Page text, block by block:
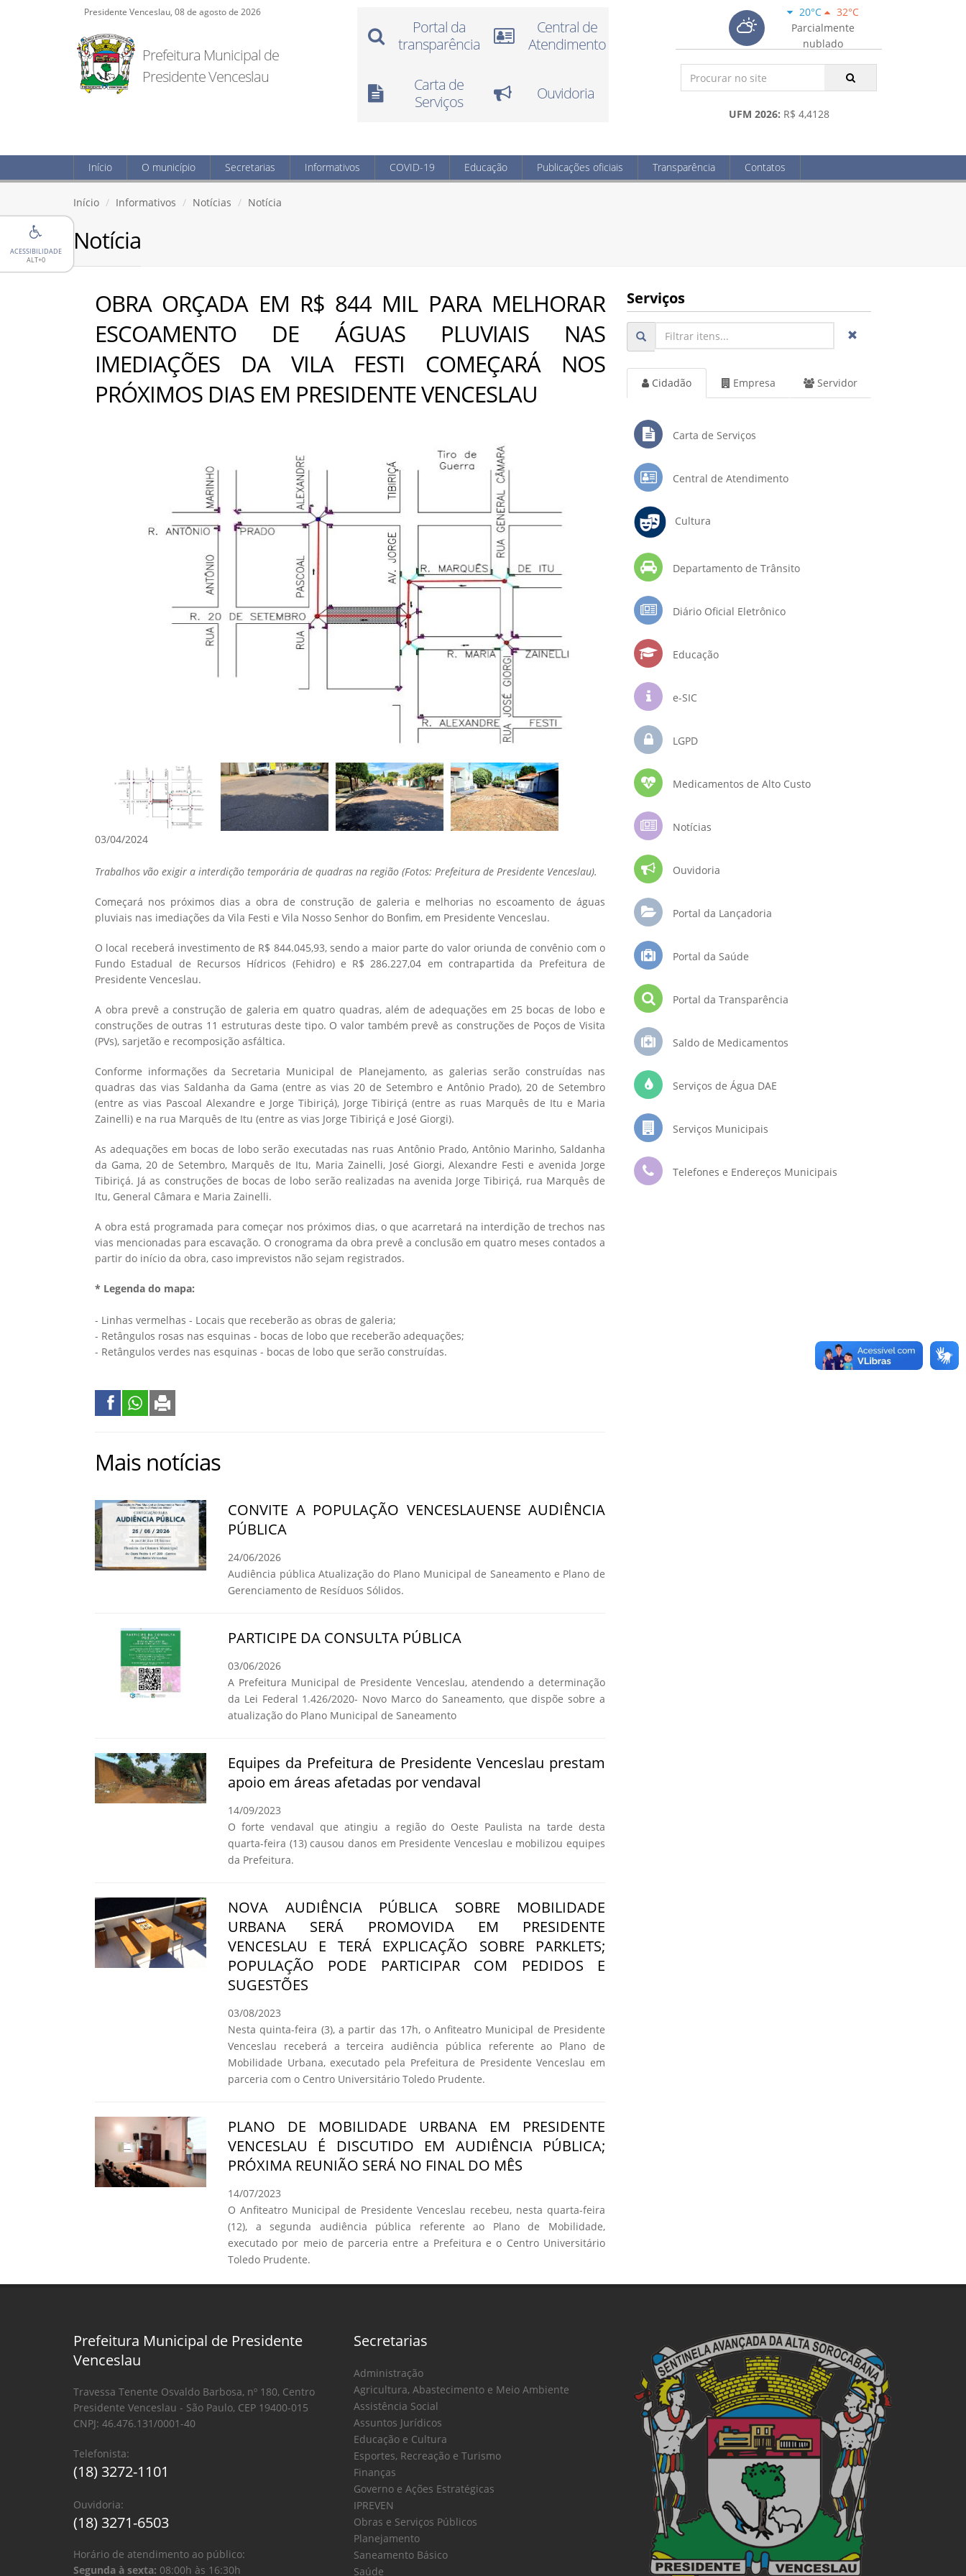
ACESSIBILIDADE
ALT+0
Presidente Venceslau, 08 de agosto de 2026
Prefeitura Municipal de
Presidente Venceslau
Portal da
transparência
Central de
Atendimento
Carta de
Serviços
Ouvidoria
20°C
32°C
Parcialmente
nublado
UFM 2026: R$ 4,4128
Início O município Secretarias Informativos COVID-19 Educação Publicações oficiais Transparência Contatos
Início Informativos Notícias Notícia
Notícia
OBRA ORÇADA EM R$ 844 MIL PARA MELHORAR
ESCOAMENTO DE ÁGUAS PLUVIAIS NAS
IMEDIAÇÕES DA VILA FESTI COMEÇARÁ NOS
PRÓXIMOS DIAS EM PRESIDENTE VENCESLAU
03/04/2024
Trabalhos vão exigir a interdição temporária de quadras na região (Fotos: Prefeitura de Presidente Venceslau).
Começará nos próximos dias a obra de construção de galeria e melhorias no escoamento de águas
pluviais nas imediações da Vila Festi e Vila Nosso Senhor do Bonfim, em Presidente Venceslau.
O local receberá investimento de R$ 844.045,93, sendo a maior parte do valor oriunda de convênio com o
Fundo Estadual de Recursos Hídricos (Fehidro) e R$ 286.227,04 em contrapartida da Prefeitura de
Presidente Venceslau.
A obra prevê a construção de galeria em quatro quadras, além de adequações em 25 bocas de lobo e
construções de outras 11 estruturas deste tipo. O valor também prevê as construções de Poços de Visita
(PVs), sarjetão e recomposição asfáltica.
Conforme informações da Secretaria Municipal de Planejamento, as galerias serão construídas nas
quadras das vias Saldanha da Gama (entre as vias 20 de Setembro e Antônio Prado), 20 de Setembro
(entre as vias Pascoal Alexandre e Jorge Tibiriçá), Jorge Tibiriçá (entre as ruas Marquês de Itu e Maria
Zainelli) e na rua Marquês de Itu (entre as vias Jorge Tibiriçá e José Giorgi).
As adequações em bocas de lobo serão executadas nas ruas Antônio Prado, Antônio Marinho, Saldanha
da Gama, 20 de Setembro, Marquês de Itu, Maria Zainelli, José Giorgi, Alexandre Festi e avenida Jorge
Tibiriçá. Já as construções de bocas de lobo serão realizadas na avenida Jorge Tibiriçá, rua Marquês de
Itu, General Câmara e Maria Zainelli.
A obra está programada para começar nos próximos dias, o que acarretará na interdição de trechos nas
vias mencionadas para escavação. O cronograma da obra prevê a conclusão em quatro meses contados a
partir do início da obra, caso imprevistos não sejam registrados.
* Legenda do mapa:
- Linhas vermelhas - Locais que receberão as obras de galeria;
- Retângulos rosas nas esquinas - bocas de lobo que receberão adequações;
- Retângulos verdes nas esquinas - bocas de lobo que serão construídas.
Mais notícias
CONVITE A POPULAÇÃO VENCESLAUENSE AUDIÊNCIA
PÚBLICA
24/06/2026
Audiência pública Atualização do Plano Municipal de Saneamento e Plano de
Gerenciamento de Resíduos Sólidos.
PARTICIPE DA CONSULTA PÚBLICA
03/06/2026
A Prefeitura Municipal de Presidente Venceslau, atendendo a determinação
da Lei Federal 1.426/2020- Novo Marco do Saneamento, que dispõe sobre a
atualização do Plano Municipal de Saneamento
Equipes da Prefeitura de Presidente Venceslau prestam
apoio em áreas afetadas por vendaval
14/09/2023
O forte vendaval que atingiu a região do Oeste Paulista na tarde desta
quarta-feira (13) causou danos em Presidente Venceslau e mobilizou equipes
da Prefeitura.
NOVA AUDIÊNCIA PÚBLICA SOBRE MOBILIDADE
URBANA SERÁ PROMOVIDA EM PRESIDENTE
VENCESLAU E TERÁ EXPLICAÇÃO SOBRE PARKLETS;
POPULAÇÃO PODE PARTICIPAR COM PEDIDOS E
SUGESTÕES
03/08/2023
Nesta quinta-feira (3), a partir das 17h, o Anfiteatro Municipal de Presidente
Venceslau receberá a terceira audiência pública referente ao Plano de
Mobilidade Urbana, executado pela Prefeitura de Presidente Venceslau em
parceria com o Centro Universitário Toledo Prudente.
PLANO DE MOBILIDADE URBANA EM PRESIDENTE
VENCESLAU É DISCUTIDO EM AUDIÊNCIA PÚBLICA;
PRÓXIMA REUNIÃO SERÁ NO FINAL DO MÊS
14/07/2023
O Anfiteatro Municipal de Presidente Venceslau recebeu, nesta quarta-feira
(12), a segunda audiência pública referente ao Plano de Mobilidade,
executado por meio de parceria entre a Prefeitura e o Centro Universitário
Toledo Prudente.
Serviços
Cidadão Empresa Servidor
Carta de Serviços
Central de Atendimento
Cultura
Departamento de Trânsito
Diário Oficial Eletrônico
Educação
e-SIC
LGPD
Medicamentos de Alto Custo
Notícias
Ouvidoria
Portal da Lançadoria
Portal da Saúde
Portal da Transparência
Saldo de Medicamentos
Serviços de Água DAE
Serviços Municipais
Telefones e Endereços Municipais
Prefeitura Municipal de Presidente
Venceslau
Travessa Tenente Osvaldo Barbosa, nº 180, Centro
Presidente Venceslau - São Paulo, CEP 19400-015
CNPJ: 46.476.131/0001-40
Telefonista:
(18) 3272-1101
Ouvidoria:
(18) 3271-6503
Horário de atendimento ao público:
Segunda à sexta: 08:00h às 16:30h
Secretarias
Administração
Agricultura, Abastecimento e Meio Ambiente
Assistência Social
Assuntos Jurídicos
Educação e Cultura
Esportes, Recreação e Turismo
Finanças
Governo e Ações Estratégicas
IPREVEN
Obras e Serviços Públicos
Planejamento
Saneamento Básico
Saúde